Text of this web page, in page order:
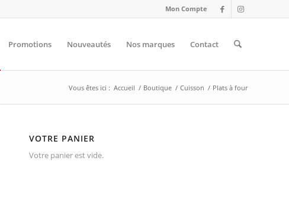
Mon Compte
Promotions Nouveautés Nos marques Contact
Vous êtes ici : Accueil / Boutique / Cuisson / Plats à four
VOTRE PANIER
Votre panier est vide.